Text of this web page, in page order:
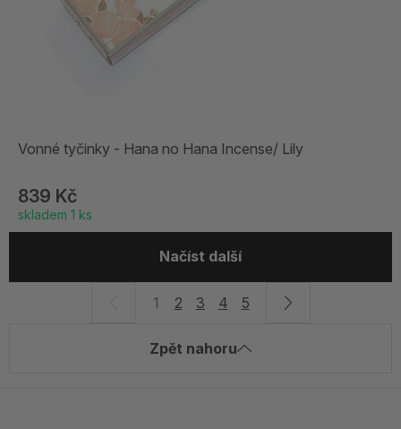
Vonné tyčinky - Hana no Hana Incense/ Lily
839 Kč
skladem 1 ks
Zpět nahoru
Načíst další
1 2 3 4 5